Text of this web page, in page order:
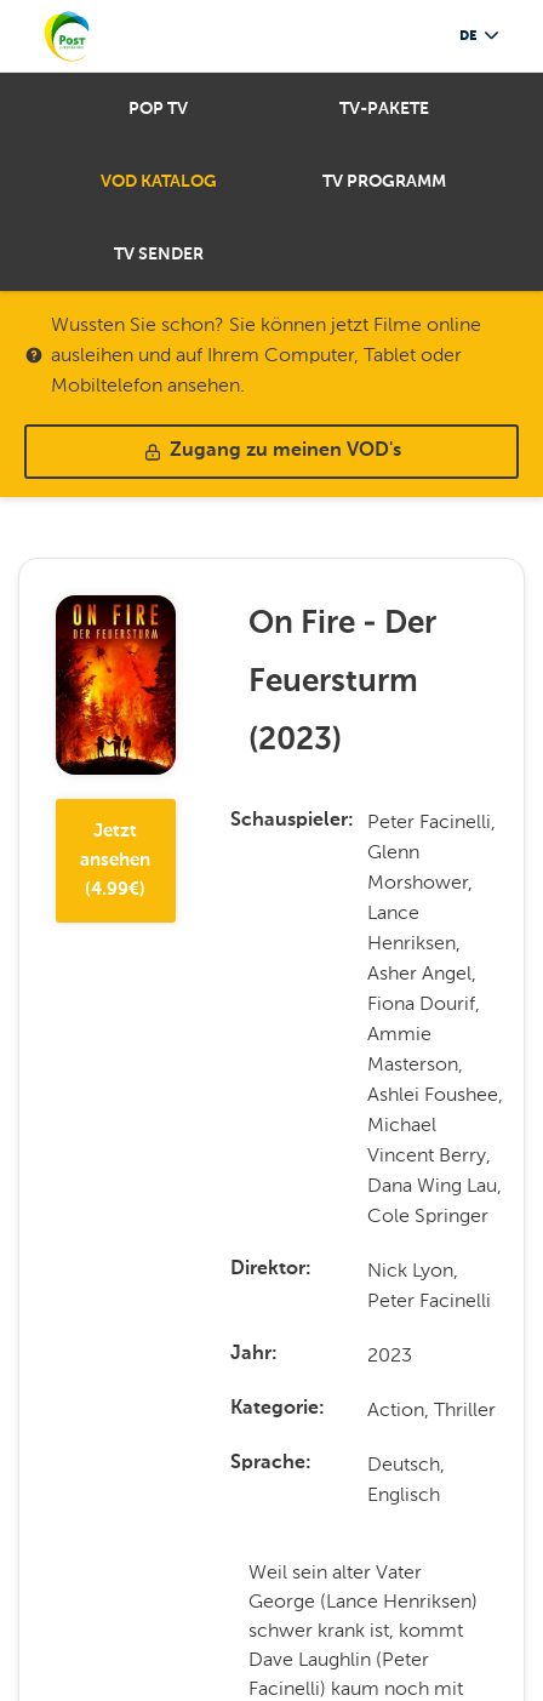
DE
POP TV TV-PAKETE
VOD KATALOG TV PROGRAMM
TV SENDER
Wussten Sie schon? Sie können jetzt Filme online
ausleihen und auf Ihrem Computer, Tablet oder
Mobiltelefon ansehen.
Zugang zu meinen VOD's
Jetzt
ansehen
(4.99€)
On Fire - Der
Feuersturm
(2023)
Schauspieler
Peter Facinelli,
Glenn
Morshower,
Lance
Henriksen,
Asher Angel,
Fiona Dourif,
Ammie
Masterson,
Ashlei Foushee,
Michael
Vincent Berry,
Dana Wing Lau,
Cole Springer
Direktor
Nick Lyon,
Peter Facinelli
Jahr 2023
Kategorie Action, Thriller
Sprache
Deutsch,
Englisch
Weil sein alter Vater
George (Lance Henriksen)
schwer krank ist, kommt
Dave Laughlin (Peter
Facinelli) kaum noch mit